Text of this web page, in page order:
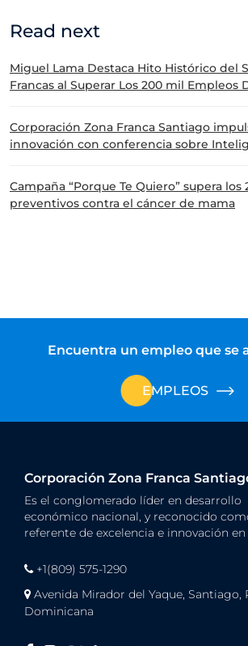
Read next
Miguel Lama Destaca Hito Histórico del
Francas al Superar Los 200 mil Empleos
Corporación Zona Franca Santiago
innovación con conferencia sobre
Campaña “Porque Te Quiero” supera los
preventivos contra el cáncer de mama
Encuentra un empleo que se
EMPLEOS
Corporación Zona Franca
Es el conglomerado líder en desarrollo
económico nacional, y reconocido
referente de excelencia e innovación en
+1(809) 575-1290
Avenida Mirador del Yaque, Santiago,
Dominicana